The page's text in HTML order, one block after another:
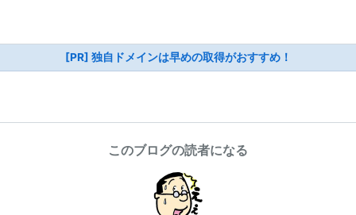
[PR] 独自ドメインは早めの取得がおすすめ！
このブログの読者になる